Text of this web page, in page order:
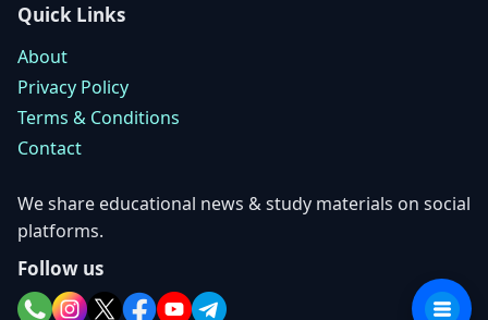
Quick Links
About
Privacy Policy
Terms & Conditions
Contact
We share educational news & study materials on social
platforms.
Follow us